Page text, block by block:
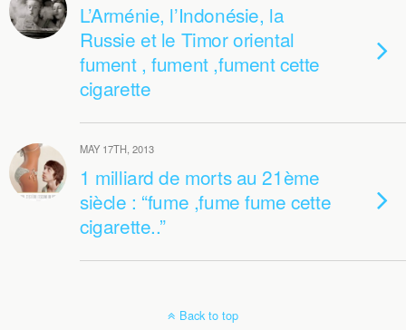
L’Arménie, l’Indonésie, la
Russie et le Timor oriental
fument , fument ,fument cette
cigarette
MAY 17TH, 2013
1 milliard de morts au 21ème
siècle : “fume ,fume fume cette
cigarette..”
Back to top